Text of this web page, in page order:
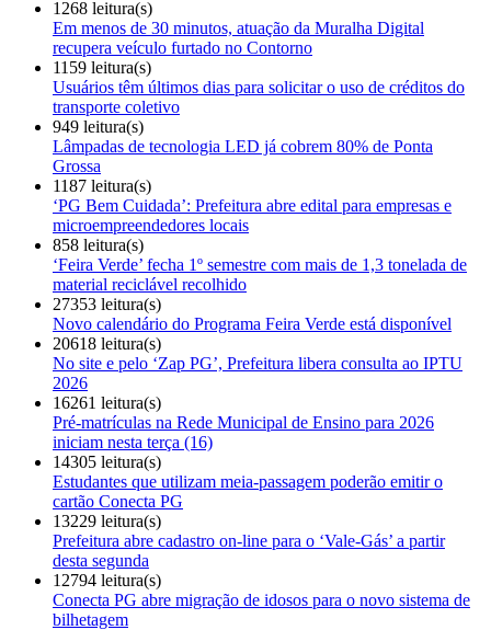
1268 leitura(s)
Em menos de 30 minutos, atuação da Muralha Digital
recupera veículo furtado no Contorno
1159 leitura(s)
Usuários têm últimos dias para solicitar o uso de créditos do
transporte coletivo
949 leitura(s)
Lâmpadas de tecnologia LED já cobrem 80% de Ponta
Grossa
1187 leitura(s)
‘PG Bem Cuidada’: Prefeitura abre edital para empresas e
microempreendedores locais
858 leitura(s)
‘Feira Verde’ fecha 1º semestre com mais de 1,3 tonelada de
material reciclável recolhido
27353 leitura(s)
Novo calendário do Programa Feira Verde está disponível
20618 leitura(s)
No site e pelo ‘Zap PG’, Prefeitura libera consulta ao IPTU
2026
16261 leitura(s)
Pré-matrículas na Rede Municipal de Ensino para 2026
iniciam nesta terça (16)
14305 leitura(s)
Estudantes que utilizam meia-passagem poderão emitir o
cartão Conecta PG
13229 leitura(s)
Prefeitura abre cadastro on-line para o ‘Vale-Gás’ a partir
desta segunda
12794 leitura(s)
Conecta PG abre migração de idosos para o novo sistema de
bilhetagem